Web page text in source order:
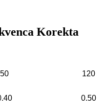
Korekta
50
120
0.50